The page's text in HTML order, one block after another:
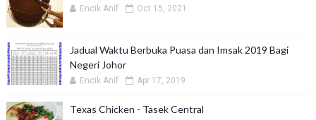
Encik Anif Oct 15, 2021
Jadual Waktu Berbuka Puasa dan Imsak 2019 Bagi
Negeri Johor
Encik Anif Apr 17, 2019
Texas Chicken - Tasek Central